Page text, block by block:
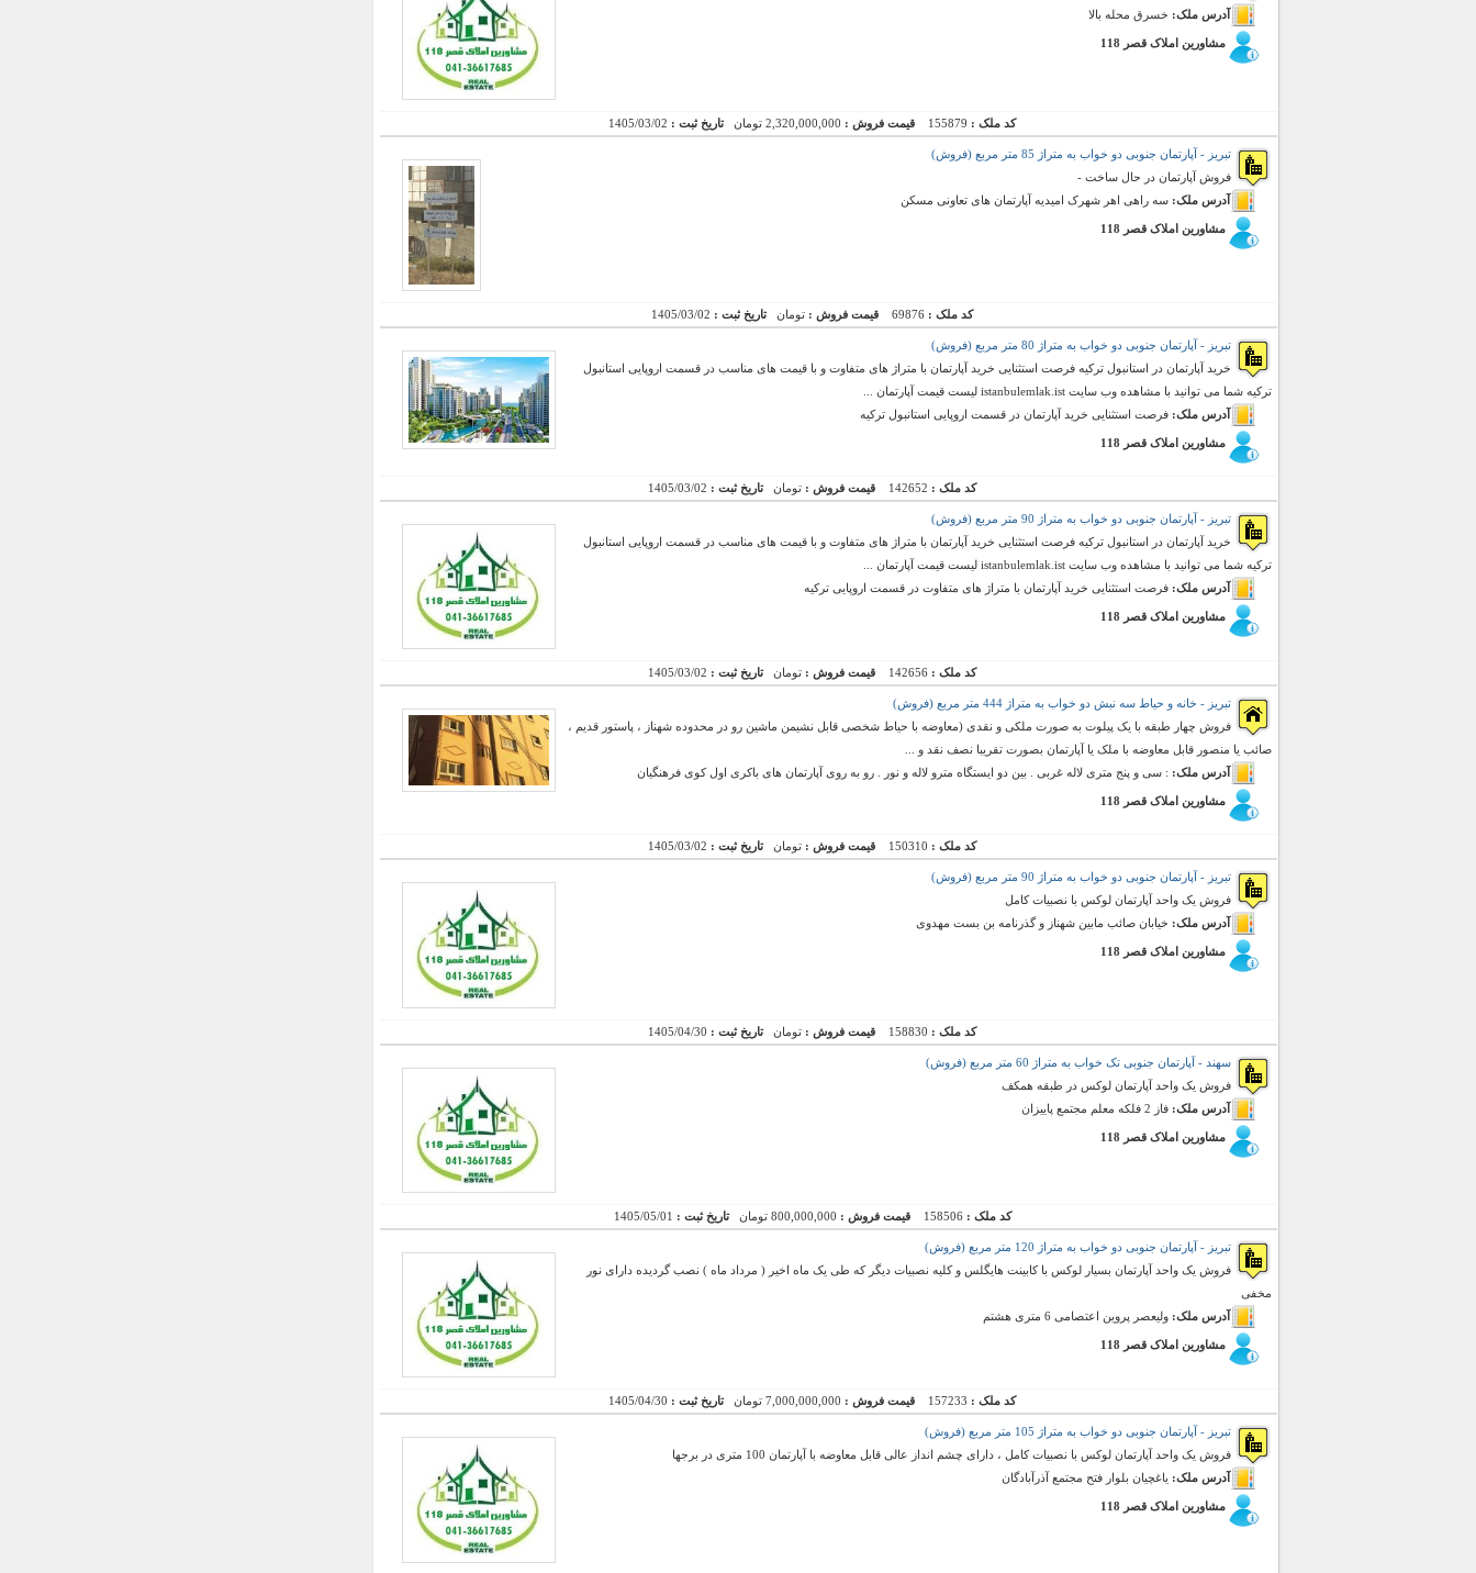
آدرس ملک: خسرق محله بالا
مشاورین املاک قصر 118
کد ملک : 155879 قیمت فروش : 2,320,000,000 تومان تاریخ ثبت : 1405/03/02
تبریز - آپارتمان جنوبی دو خواب به متراژ 85 متر مربع (فروش)
فروش آپارتمان در حال ساخت -
آدرس ملک: سه راهی اهر شهرک امیدیه آپارتمان های تعاونی مسکن
مشاورین املاک قصر 118
کد ملک : 69876 قیمت فروش : تومانتاریخ ثبت : 1405/03/02
تبریز - آپارتمان جنوبی دو خواب به متراژ 80 متر مربع (فروش)
خرید آپارتمان در استانبول ترکیه فرصت استثنایی خرید آپارتمان با متراژ های متفاوت و با قیمت های مناسب در قسمت اروپایی استانبول
ترکیه شما می توانید با مشاهده وب سایت istanbulemlak.ist لیست قیمت آپارتمان ...
آدرس ملک: فرصت استثنایی خرید آپارتمان در قسمت اروپایی استانبول ترکیه
مشاورین املاک قصر 118
کد ملک : 142652 قیمت فروش : تومانتاریخ ثبت : 1405/03/02
تبریز - آپارتمان جنوبی دو خواب به متراژ 90 متر مربع (فروش)
خرید آپارتمان در استانبول ترکیه فرصت استثنایی خرید آپارتمان با متراژ های متفاوت و با قیمت های مناسب در قسمت اروپایی استانبول
ترکیه شما می توانید با مشاهده وب سایت istanbulemlak.ist لیست قیمت آپارتمان ...
آدرس ملک: فرصت استثنایی خرید آپارتمان با متراژ های متفاوت در قسمت اروپایی ترکیه
مشاورین املاک قصر 118
کد ملک : 142656 قیمت فروش : تومانتاریخ ثبت : 1405/03/02
تبریز - خانه و حیاط سه نبش دو خواب به متراژ 444 متر مربع (فروش)
فروش چهار طبقه با یک پیلوت به صورت ملکی و نقدی (معاوضه با حیاط شخصی قابل نشیمن ماشین رو در محدوده شهناز ، پاستور قدیم ،
صائب یا منصور قابل معاوضه با ملک یا آپارتمان بصورت تقریبا نصف نقد و ...
آدرس ملک: : سی و پنج متری لاله غربی . بین دو ایستگاه مترو لاله و نور . رو به روی آپارتمان های باکری اول کوی فرهنگیان
مشاورین املاک قصر 118
کد ملک : 150310 قیمت فروش : تومانتاریخ ثبت : 1405/03/02
تبریز - آپارتمان جنوبی دو خواب به متراژ 90 متر مربع (فروش)
فروش یک واحد آپارتمان لوکس با نصبیات کامل
آدرس ملک: خیابان صائب مابین شهناز و گذرنامه بن بست مهدوی
مشاورین املاک قصر 118
کد ملک : 158830 قیمت فروش : تومانتاریخ ثبت : 1405/04/30
سهند - آپارتمان جنوبی تک خواب به متراژ 60 متر مربع (فروش)
فروش یک واحد آپارتمان لوکس در طبقه همکف
آدرس ملک: فاز 2 فلکه معلم مجتمع پاییزان
مشاورین املاک قصر 118
کد ملک :158506 قیمت فروش : 800,000,000 تومان تاریخ ثبت : 1405/05/01
تبریز - آپارتمان جنوبی دو خواب به متراژ 120 متر مربع (فروش)
فروش یک واحد آپارتمان بسیار لوکس با کابینت هایگلس و کلیه نصبیات دیگر که طی یک ماه اخیر ( مرداد ماه ) نصب گردیده دارای نور
مخفی
آدرس ملک: ولیعصر پروین اعتصامی 6 متری هشتم
مشاورین املاک قصر 118
کد ملک : 157233 قیمت فروش : 7,000,000,000 تومان تاریخ ثبت : 1405/04/30
تبریز - آپارتمان جنوبی دو خواب به متراژ 105 متر مربع (فروش)
فروش یک واحد آپارتمان لوکس با نصبیات کامل ، دارای چشم انداز عالی قابل معاوضه با آپارتمان 100 متری در برجها
آدرس ملک: یاغچیان بلوار فتح مجتمع آذرآبادگان
مشاورین املاک قصر 118